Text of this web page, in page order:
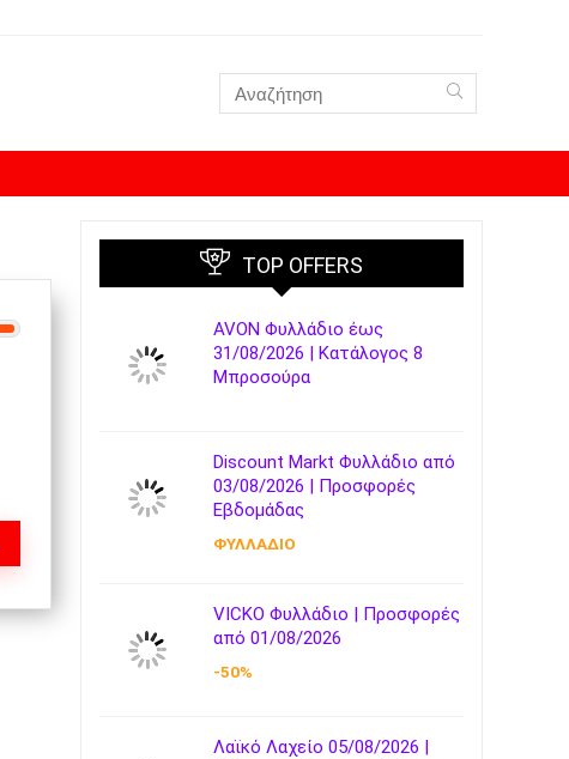
TOP OFFERS
AVON Φυλλάδιο έως
31/08/2026 | Κατάλογος 8
Μπροσούρα
Discount Markt Φυλλάδιο από
03/08/2026 | Προσφορές
Εβδομάδας
ΦΥΛΛΑΔΙΟ
VICKO Φυλλάδιο | Προσφορές
από 01/08/2026
-50%
Λαϊκό Λαχείο 05/08/2026 |